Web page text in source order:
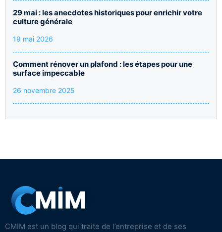
29 mai : les anecdotes historiques pour enrichir votre
culture générale
19 mai 2026
Comment rénover un plafond : les étapes pour une
surface impeccable
26 novembre 2025
CMIM est un blog qui traite de l’entreprise et de ses